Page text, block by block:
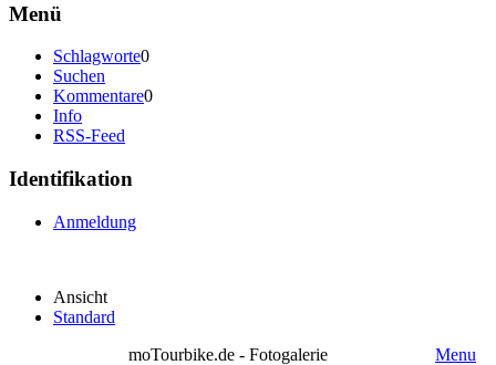
Menü
Schlagworte0
Suchen
Kommentare0
Info
RSS-Feed
Identifikation
Anmeldung
Ansicht
Standard
moTourbike.de - Fotogalerie
Menu